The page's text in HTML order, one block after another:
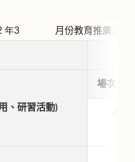
年3 月份教育推廣活動
、研習活動)
場次